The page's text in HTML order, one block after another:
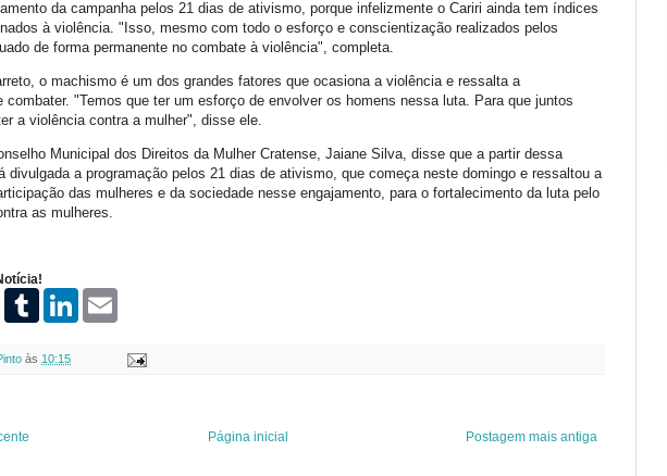
da campanha pelos 21 dias de ativismo, porque infelizmente o Cariri ainda tem índices
à violência. "Isso, mesmo com todo o esforço e conscientização realizados pelos
de forma permanente no combate à violência", completa.
o machismo é um dos grandes fatores que ocasiona a violência e ressalta a
combater. "Temos que ter um esforço de envolver os homens nessa luta. Para que juntos
a violência contra a mulher", disse ele.
Municipal dos Direitos da Mulher Cratense, Jaiane Silva, disse que a partir dessa
divulgada a programação pelos 21 dias de ativismo, que começa neste domingo e ressaltou a
das mulheres e da sociedade nesse engajamento, para o fortalecimento da luta pelo
as mulheres.
e
t
l
às 10:15
Postagem mais antiga
Página inicial